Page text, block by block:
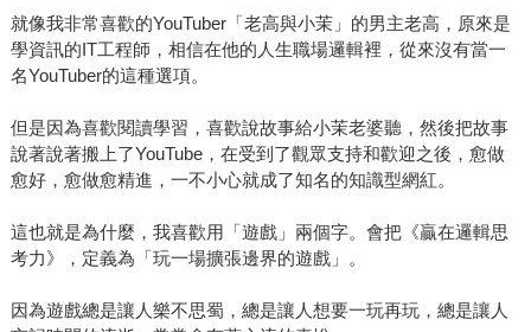
就像我非常喜歡的YouTuber「老高與小茉」的男主老高，原來是
學資訊的IT工程師，相信在他的人生職場邏輯裡，從來沒有當一
名YouTuber的這種選項。
但是因為喜歡閱讀學習，喜歡說故事給小茉老婆聽，然後把故事
說著說著搬上了YouTube，在受到了觀眾支持和歡迎之後，愈做
愈好，愈做愈精進，一不小心就成了知名的知識型網紅。
這也就是為什麼，我喜歡用「遊戲」兩個字。會把《贏在邏輯思
考力》，定義為「玩一場擴張邊界的遊戲」。
因為遊戲總是讓人樂不思蜀，總是讓人想要一玩再玩，總是讓人